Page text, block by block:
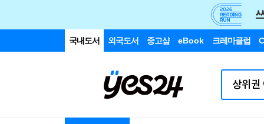
국내도서 외국도서 중고샵 eBook 크레마클럽